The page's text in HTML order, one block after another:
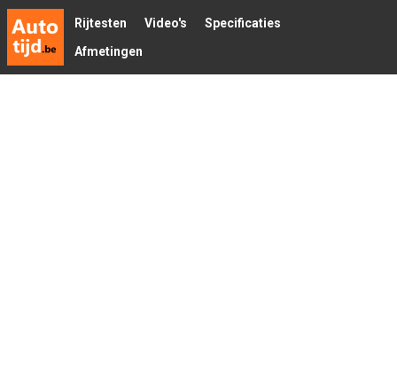
Rijtesten Video's
Specificaties
Afmetingen